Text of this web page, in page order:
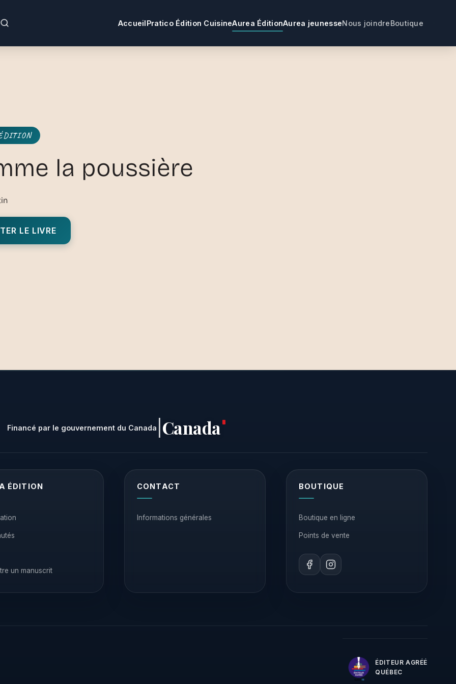
AccueilPratico Édition CuisineAurea ÉditionAurea jeunesseNous joindreBoutique
la poussière
LE LIVRE
Financé par le gouvernement du Canada Canada
ÉDITION
un manuscrit
CONTACT
Informations générales
BOUTIQUE
Boutique en ligne
Points de vente
ÉDITEUR AGRÉÉ
QUÉBEC